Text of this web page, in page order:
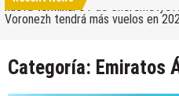
nueva terminal C1 de Sheremetyevo
Voronezh tendrá más vuelos en
Saratov tiene su nuevo aeropuerto
Categoría: Emiratos